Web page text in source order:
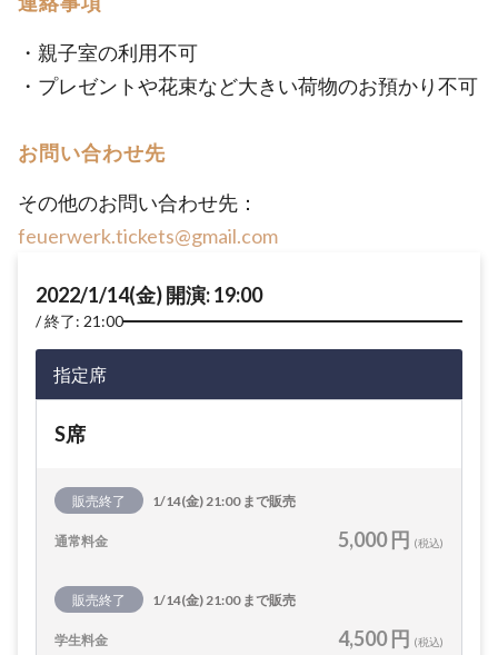
・親子室の利用不可
・プレゼントや花束など大きい荷物のお預かり不可
お問い合わせ先
その他のお問い合わせ先：
feuerwerk.tickets@gmail.com
2022/1/14(金) 開演: 19:00
終了: 21:00
指定席
S席
販売終了 1/14(金) 21:00 まで販売
通常料金 5,000 円 (税込)
販売終了 1/14(金) 21:00 まで販売
学生料金 4,500 円 (税込)